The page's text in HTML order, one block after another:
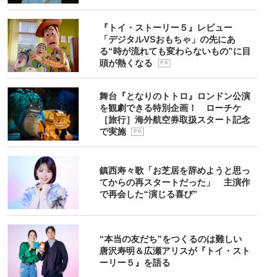
『トイ・ストーリー５』レビュー
「デジタルVSおもちゃ」の先にあ
る“時が流れても変わらないもの”に目
頭が熱くなる
P R
舞台『となりのトトロ』ロンドン公演
を観劇できる特別企画！ ローチケ
［旅行］海外航空券取扱スタート記念
で実施
P R
鎮西寿々歌「お芝居を辞めようと思っ
てからの再スタートだった」 主演作
で再会した“演じる喜び”
“本当の友だち”をつくるのは難しい
唐沢寿明＆広瀬アリスが『トイ・スト
ーリー５』を語る